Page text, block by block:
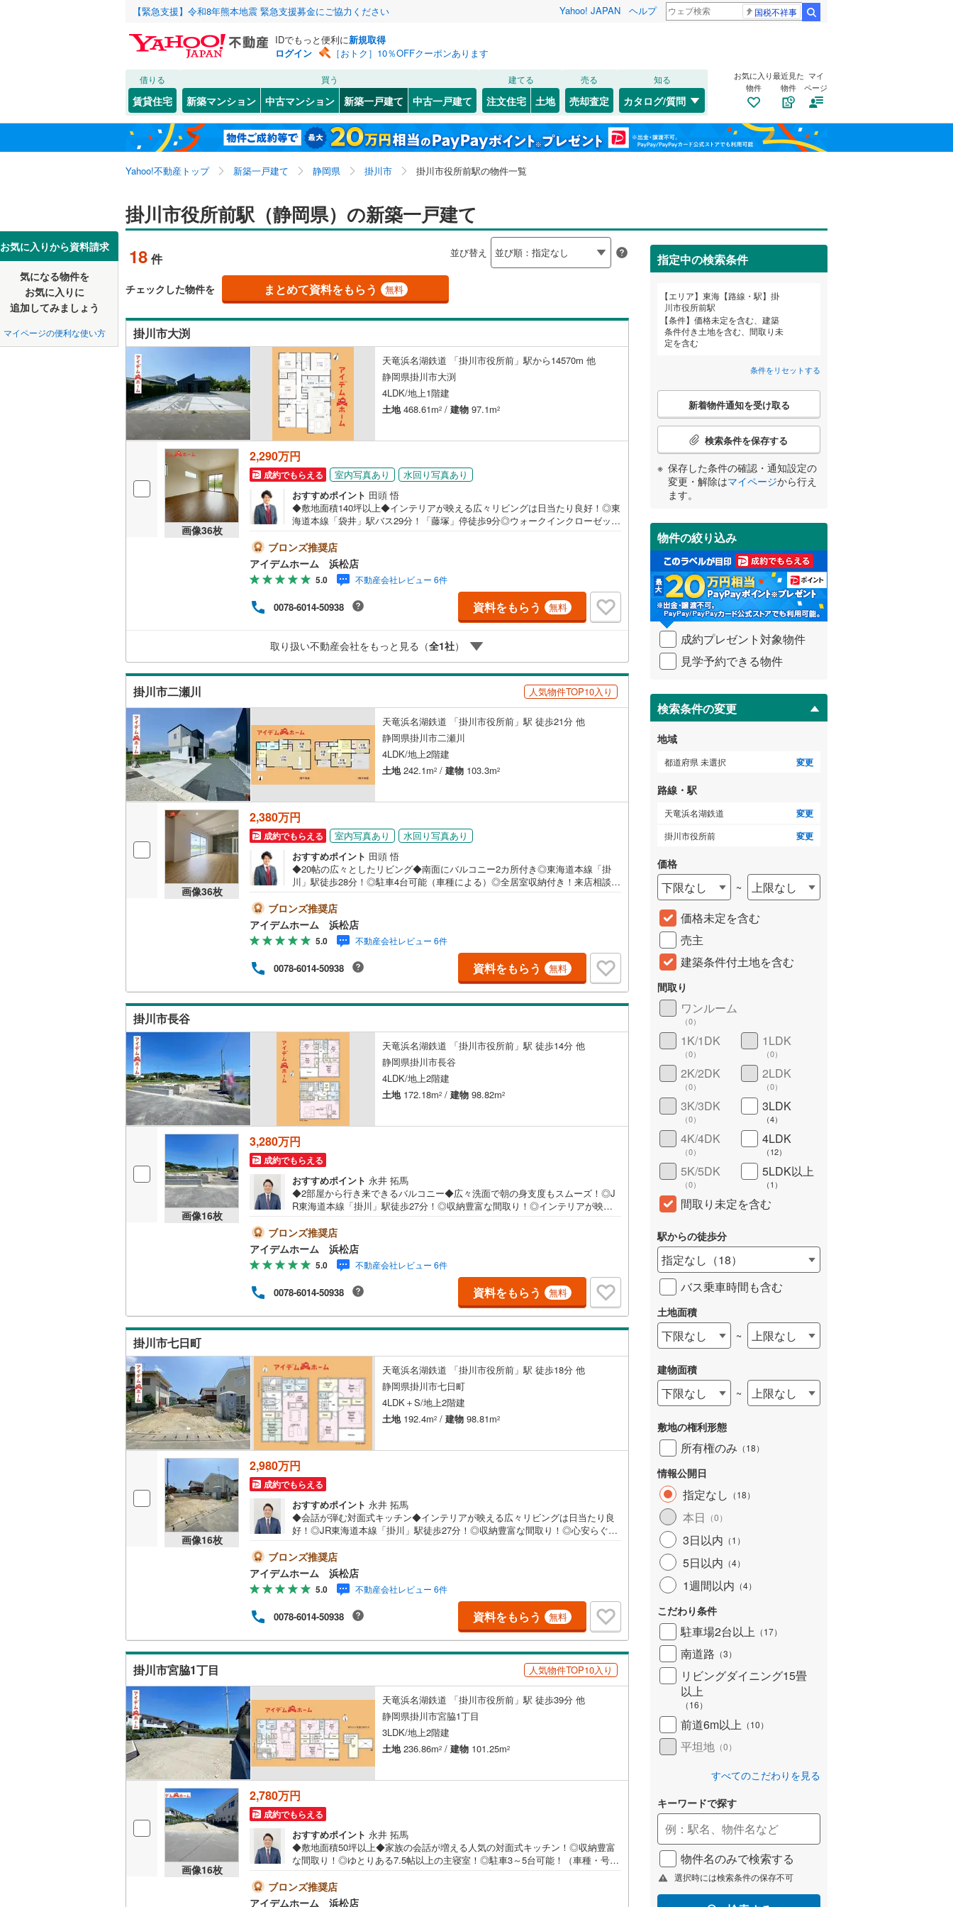
【緊急支援】令和8年熊本地震 緊急支援募金にご協力ください Yahoo! JAPAN ヘルプ 国税不祥事
IDでもっと便利に新規取得
ログイン
［おトク］10％OFFクーポンあります
借りる
賃貸住宅
買う
新築マンション 中古マンション 新築一戸建て 中古一戸建て
建てる
注文住宅 土地
売る
売却査定
知る
カタログ/質問
お気に入り
物件
最近見た
物件
マイ
ページ
Yahoo!不動産トップ 新築一戸建て 静岡県 掛川市 掛川市役所前駅の物件一覧
お気に入りから資料請求
気になる物件を
お気に入りに
追加してみましょう
マイページの便利な使い方
掛川市役所前駅（静岡県）の新築一戸建て
18 件 並び替え
チェックした物件を まとめて資料をもらう 無料
掛川市大渕
天竜浜名湖鉄道 「掛川市役所前」駅から14570m 他
静岡県掛川市大渕
4LDK/地上1階建
土地468.61m2 / 建物 97.1m2
画像36枚
2,290万円
成約でもらえる 室内写真あり
水回り写真あり
おすすめポイント 田頭 悟
◆敷地面積140坪以上◆インテリアが映える広々リビングは日当たり良好！◎東
海道本線「袋井」駅バス29分！「藤塚」停徒歩9分◎ウォークインクローゼット
学OK！》営業時間内（9:00～19:00）は、下記電話フォームよりお電話をして
頂けるとスムーズに見学のご案内ができます。～**～**～アイデムホームではお
客様第一での営業を心掛けております～**～**～■弊社店舗について駐車場完
備、キッズコーナーも併設しておりますのでお子様連れでもご安心下さい。■ご
案内について現地でのお待ち合わせや弊社までご来店して頂きご案内も可能で
す。■住宅ローンについて弊社では豊富な販売実績により、お客様のご希望や条
件に合う最適な住宅ローン商品のご提案をさせて頂きます。また、以下のよう
ンやクレジット、キャッシングの借入がある方・自己資金がない、支払いに不
安のある方何でもご相談下さい
ブロンズ推奨店
アイデムホーム 浜松店
5.0 不動産会社レビュー 6件
0078-6014-50938 資料をもらう 無料
取り扱い不動産会社をもっと見る（全1社）
掛川市二瀬川 人気物件TOP10入り
天竜浜名湖鉄道 「掛川市役所前」駅 徒歩21分 他
静岡県掛川市二瀬川
4LDK/地上2階建
土地242.1m2 / 建物 103.3m2
画像36枚
2,380万円
成約でもらえる 室内写真あり
水回り写真あり
おすすめポイント 田頭 悟
◆20帖の広々としたリビング◆南面にバルコニー2カ所付き◎東海道本線「掛
川」駅徒歩28分！◎駐車4台可能（車種による）◎全居室収納付き！来店相談で
0）は、下記電話フォームよりお電話をして頂けるとスムーズに見学のご案内が
できます。～アイデムホームではお客様第一での営業を心掛けております～■弊
社店舗について駐車場完備、キッズコーナーも併設しておりますのでお子様連
れでもご安心下さい。■ご案内について現地でのお待ち合わせや弊社までご来店
して頂きご案内も可能です。■住宅ローンについて弊社では豊富な販売実績によ
り、お客様のご希望や条件に合う最適な住宅ローン商品のご提案をさせて頂き
ます。また、以下のようなご相談も是非ご相談下さい。・勤続年数が短い方、
自営業者の方・車のローンやクレジット、キャッシングの借入がある方・自己
資金がない、支払いに不安のある方何でもご相談下さい。
ブロンズ推奨店
アイデムホーム 浜松店
5.0 不動産会社レビュー 6件
0078-6014-50938 資料をもらう 無料
掛川市長谷
天竜浜名湖鉄道 「掛川市役所前」駅 徒歩14分 他
静岡県掛川市長谷
4LDK/地上2階建
土地172.18m2 / 建物 98.82m2
画像16枚
3,280万円
成約でもらえる
おすすめポイント 永井 拓馬
◆2部屋から行き来できるバルコニー◆広々洗面で朝の身支度もスムーズ！◎J
R東海道本線「掛川」駅徒歩27分！◎収納豊富な間取り！◎インテリアが映え
見学OK！》営業時間内（9:00～19:00）は、下記電話フォームよりお電話をし
て頂けるとスムーズに見学のご案内ができます。～**～**～アイデムホームでは
お客様第一での営業を心掛けております～**～**～■弊社店舗について駐車場完
備、キッズコーナーも併設しておりますのでお子様連れでもご安心下さい。■ご
案内について現地でのお待ち合わせや弊社までご来店して頂きご案内も可能で
す。■住宅ローンについて弊社では豊富な販売実績により、お客様のご希望や条
件に合う最適な住宅ローン商品のご提案をさせて頂きます。また、以下のよう
なご相談も是非ご相談下さい。・勤続年数が短い方、自営業者の方・車のロー
ンやクレジット、キャッシングの借入がある方・自己資金がない、支払いに不
ブロンズ推奨店
アイデムホーム 浜松店
5.0 不動産会社レビュー 6件
0078-6014-50938 資料をもらう 無料
掛川市七日町
天竜浜名湖鉄道 「掛川市役所前」駅 徒歩18分 他
静岡県掛川市七日町
4LDK＋S/地上2階建
土地192.4m2 / 建物 98.81m2
画像16枚
2,980万円
成約でもらえる
おすすめポイント 永井 拓馬
◆会話が弾む対面式キッチン◆インテリアが映える広々リビングは日当たり良
好！◎JR東海道本線「掛川」駅徒歩27分！◎収納豊富な間取り！◎心安らぐ畳
時間内（9:00～19:00）は、下記電話フォームよりお電話をして頂けるとスムー
ズに見学のご案内ができます。～**～**～アイデムホームではお客様第一での営
業を心掛けております～**～**～■弊社店舗について駐車場完備、キッズコーナ
ーも併設しておりますのでお子様連れでもご安心下さい。■ご案内について現地
でのお待ち合わせや弊社までご来店して頂きご案内も可能です。■住宅ローンに
ついて弊社では豊富な販売実績により、お客様のご希望や条件に合う最適な住
宅ローン商品のご提案をさせて頂きます。また、以下のようなご相談も是非ご
相談下さい。・勤続年数が短い方、自営業者の方・車のローンやクレジット、
キャッシングの借入がある方・自己資金がない、支払いに不安のある方何でも
ブロンズ推奨店
アイデムホーム 浜松店
5.0 不動産会社レビュー 6件
0078-6014-50938 資料をもらう 無料
掛川市宮脇1丁目 人気物件TOP10入り
天竜浜名湖鉄道 「掛川市役所前」駅 徒歩39分 他
静岡県掛川市宮脇1丁目
3LDK/地上2階建
土地236.86m2 / 建物 101.25m2
画像16枚
2,780万円
成約でもらえる
おすすめポイント 永井 拓馬
◆敷地面積50坪以上◆家族の会話が増える人気の対面式キッチン！◎収納豊富
な間取り！◎ゆとりある7.5帖以上の主寝室！◎駐車3～5台可能！（車種・号棟
業時間内（9:00～19:00）は、下記電話フォームよりお電話をして頂けるとスム
ーズに見学のご案内ができます。～**～**～アイデムホームではお客様第一での
ブロンズ推奨店
アイデムホーム 浜松店
指定中の検索条件
エリア
東海【路線・駅】掛
川市役所前駅
条件
価格未定を含む、建築
条件付き土地を含む、間取り未
定を含む
条件をリセットする
こ
検
条
件
受
け
取
る
・
条
件
を
イ
ペ
ジ
に
保
存
す
る
新着物件通知を受け取る
検索条件を保存する
保存した条件の確認・通知設定の
変更・解除はマイページから行え
ます。
物件の絞り込み
成約プレゼント対象物件
見学予約できる物件
検索条件の変更
地域
都道府県 未選択 変更
路線・駅
天竜浜名湖鉄道 変更
掛川市役所前 変更
価格
下限なし ~
上限なし
価格未定を含む
売主
建築条件付土地を含む
間取り
ワンルーム
（0）
1K/1DK
（0）
1LDK
（0）
2K/2DK
（0）
2LDK
（0）
3K/3DK
（0）
3LDK
（4）
4K/4DK
（0）
4LDK
（12）
5K/5DK
（0）
5LDK以上
（1 ）
間取り未定を含む
駅からの徒歩分
指定なし （18）
バス乗車時間も含む
土地面積
下限なし ~ 上限なし
建物面積
下限なし ~ 上限なし
敷地の権利形態
所有権のみ （18）
情報公開日
指定なし （18）
本日 （0）
3日以内 （1 ）
5日以内 （4）
1週間以内 （4）
こだわり条件
駐車場2台以上 （17）
南道路 （3）
リビングダイニング15畳
以上
（16）
前道6m以上 （10）
平坦地 （0）
すべてのこだわりを見る
キーワードで探す
物件名のみで検索する
選択時には検索条件の保存不可
北海道 北海道
東北 青森 岩手 宮城 秋田 山形 福島
関東 東京 神奈川 埼玉 千葉
信越・北陸 新潟 長野 富山
三重
近畿 大阪 兵庫
中国 鳥取 島根 岡山 広島 山口
徳島 愛媛 高知
九州・沖縄 福岡 佐賀 長崎 鹿児島 沖縄
該当物件0 件 この条件で検索する 条件をリセットする
該当物件0 件 この条件で検索する 条件をリセットする
該当物件0 件 この条件で検索する 条件をリセットする
JR 東海道本線（JR東日本）(0) 伊東線(0) 東海道本線（JR東海）( 1,654)
御殿場線(155) 身延線(53) 飯田線(218
中央本線（JR東海）(707) 武豊線(150) 高山本線（JR東海）(102)
太多線 ( 73) 関西本線（JR東海）
草津線(0) 東海道新幹線
地下鉄 名古屋市営地下鉄名城線 名古屋市営地下鉄鶴舞線
名古屋市営地下鉄桜通線 (402)
私鉄・その他 伊豆急行(2) 伊豆箱根鉄道駿豆線(72) 天竜浜名湖鉄道(89)
愛知環状鉄道(588) 長良川鉄道(50) 伊勢鉄道(
東海交通事業城北線
)
静岡鉄道静岡清水線 大井川鐵道大井川本線 大井川鐵道井川線(0)
遠州鉄道(308) 豊橋鉄道東田本線(165) 豊橋鉄道渥美線(226)
愛知高速交通リニモ(188) 名鉄名古屋本線 名鉄豊川線(80)
名鉄西尾線(218) 名鉄蒲郡線
名鉄豊田線(170) 名鉄常滑線( 187) 名鉄築港線(10)
名鉄河和線(129 名鉄津島線(124)
名鉄尾西線(247) 名鉄犬山線(450)
名鉄各務原線(72 名鉄広見線( 71 ) 名鉄小牧線(458 )
樽見鉄道
明知鉄道
( 10) 養老鉄道養老線 三岐鉄道三岐線(6
四日市あすなろう鉄道(6)
近鉄名古屋線(307) 近鉄湯の山線(11) 近鉄鈴鹿線(3)
近鉄大阪線
伊賀鉄道伊賀線
該当物件0 件 この条件で検索する 条件をリセットする
(18) (15) (10) いこいの広場 (2) (0) (0) (0) (0) (7) (10)
(0) (0) (11 (1) フルーツパーク
(0)
(1)
(9) (3) (0)
アスモ前
3)
該当物件0 件 この条件で検索する 条件をリセットする
こだわり条件 設備
床暖房（0） オール電化（3） トイレ２か所（17）
駐車場2台以上（17） ビルトインガレージ（0） 太陽光発電システム（1）
ＴＶモニタ付インターホン
防犯カメラ（
配置、向き、建ち方、日当たり
角地（2） 南道路（3）
平坦地（0）
LD
リビングダイニング15畳以上
（16）
構造・規模・施工・品質・工法関連
耐震、免震、制震構造
（17）
住宅性能評価付き（12）
長期優良住宅（4）
大規模（総区画数50戸以上）
立地
最寄りの駅が始発駅 小学校まで1km以内（3）
バリアフリー住宅（9） 間取り変更可能（0）
二世帯向け（0） 平屋・1階建て 3階建て以上（ 0）
サービスルーム（納戸）（0）
キッチン
独立型キッチン（0） 対面キッチン
浴室
浴室乾燥機あり（17）
バルコニー、庭
ウッドデッキあり （0）
収納
ウォークインクローゼット
（9 ）
オンライン対応
オンライン内見(相談)可（0）
オンライン対応とは？ 詳しく見る
該当物件0 件 この条件で検索する 条件をリセットする
検索条件を保存しました
この検索条件の新着物件通知は、 マイページから設定できます。
保存した条件を見る
東海、掛川市役所前駅、価格未定を含む、建築条件付き
土地を含む、間取り未定を含む
検索条件を保存する
マイページ
お気に入りリストを見る
閉じる
お気に入りリストを見る
閉じる